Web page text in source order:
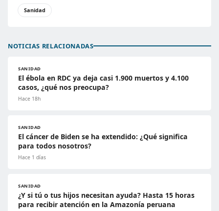
Sanidad
NOTICIAS RELACIONADAS
SANIDAD
El ébola en RDC ya deja casi 1.900 muertos y 4.100
casos, ¿qué nos preocupa?
Hace 18h
SANIDAD
El cáncer de Biden se ha extendido: ¿Qué significa
para todos nosotros?
Hace 1 días
SANIDAD
¿Y si tú o tus hijos necesitan ayuda? Hasta 15 horas
para recibir atención en la Amazonía peruana